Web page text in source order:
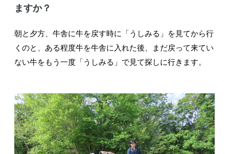
ますか？
朝と夕方、牛舎に牛を戻す時に「うしみる」を見てから行
くのと、ある程度牛を牛舎に入れた後、まだ戻って来てい
ない牛をもう一度「うしみる」で見て探しに行きます。